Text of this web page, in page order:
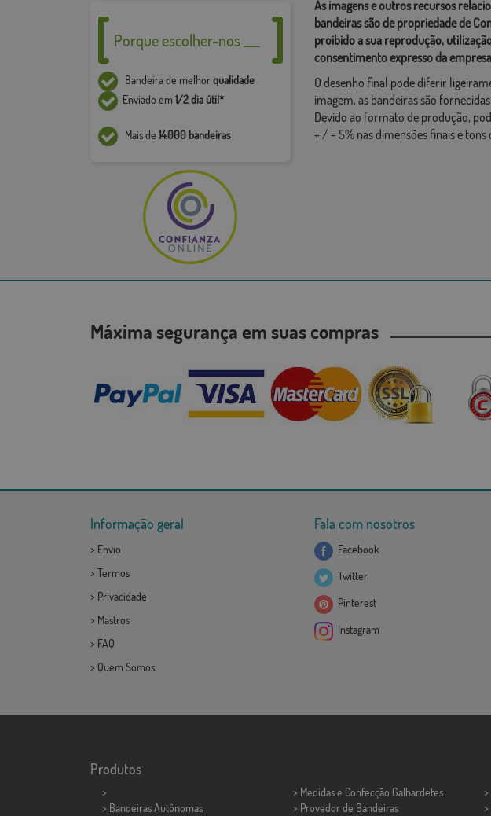
Porque escolher-nos ___
Bandeira de melhorqualidade
Enviado em1/2 dia útil*
Mais de 14.000 bandeiras
As imagens e outros recursos
bandeiras são de propriedade de
proibido a sua reprodução,
consentimento expresso da
O desenho final pode diferir
imagem, as bandeiras são
Devido ao formato de produção,
+ / - 5% nas dimensões finais e tons
Máxima segurança em suas compras
Informação geral
> Envio
> Termos
> Privacidade
> Mastros
> FAQ
> Quem Somos
Fala com nosotros
Facebook
Twitter
Pinterest
Instagram
Produtos
>
> Bandeiras Autônomas
> Medidas e Confecção Galhardetes
> Provedor de Bandeiras